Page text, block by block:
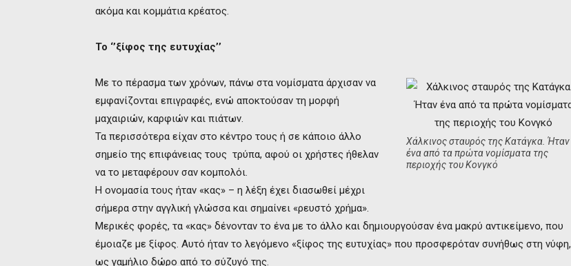
ακόμα και κομμάτια κρέατος.
Το ‘’ξίφος της ευτυχίας’’
Χάλκινος σταυρός της Κατάγκα. Ήταν
ένα από τα πρώτα νομίσματα της
περιοχής του Κονγκό
Με το πέρασμα των χρόνων, πάνω στα νομίσματα άρχισαν να
εμφανίζονται επιγραφές, ενώ αποκτούσαν τη μορφή
μαχαιριών, καρφιών και πιάτων.
Τα περισσότερα είχαν στο κέντρο τους ή σε κάποιο άλλο
σημείο της επιφάνειας τους τρύπα, αφού οι χρήστες ήθελαν
να το μεταφέρουν σαν κομπολόι.
Η ονομασία τους ήταν «κας» – η λέξη έχει διασωθεί μέχρι
σήμερα στην αγγλική γλώσσα και σημαίνει «ρευστό χρήμα».
Μερικές φορές, τα «κας» δένονταν το ένα με το άλλο και δημιουργούσαν ένα μακρύ αντικείμενο, που
έμοιαζε με ξίφος. Αυτό ήταν το λεγόμενο «ξίφος της ευτυχίας» που προσφερόταν συνήθως στη νύφη,
ως γαμήλιο δώρο από το σύζυγό της.